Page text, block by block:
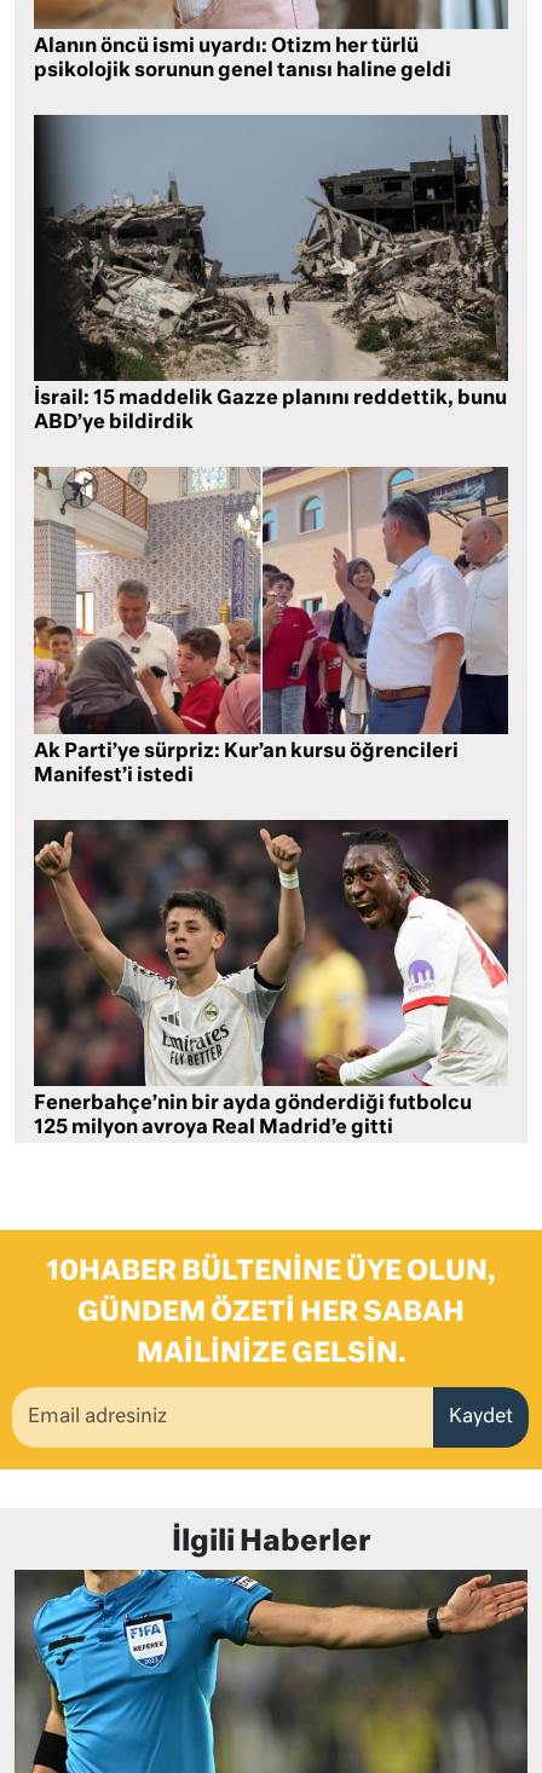
Alanın öncü ismi uyardı: Otizm her türlü
psikolojik sorunun genel tanısı haline geldi
İsrail: 15 maddelik Gazze planını reddettik, bunu
ABD’ye bildirdik
Ak Parti’ye sürpriz: Kur’an kursu öğrencileri
Manifest’i istedi
Fenerbahçe’nin bir ayda gönderdiği futbolcu
125 milyon avroya Real Madrid’e gitti
10HABER BÜLTENINE ÜYE OLUN,
GÜNDEM ÖZETI HER SABAH
MAILINIZE GELSIN.
Kaydet
İlgili Haberler